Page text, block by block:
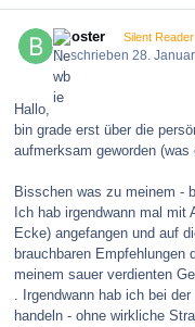
Booster Silent Reader
Geschrieben28.
Hallo,
bin grade erst über die
aufmerksam geworden
Bisschen was zu meinem -
Ich hab irgendwann mal
Ecke) angefangen und auf
brauchbaren Empfehlungen
meinem sauer verdienten
. Irgendwann hab ich bei der
handeln - ohne wirkliche